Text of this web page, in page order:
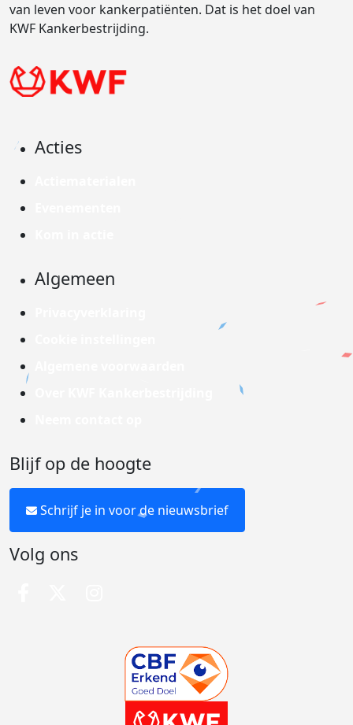
van leven voor kankerpatiënten. Dat is het doel van
KWF Kankerbestrijding.
Acties
Algemeen
Blijf op de hoogte
Schrijf je in voor de nieuwsbrief
Volg ons